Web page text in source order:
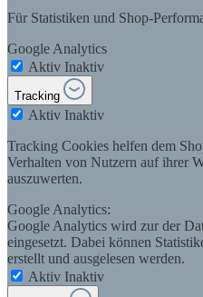
Für Statistiken und Shop-
Google Analytics
Aktiv Inaktiv
Tracking
Aktiv Inaktiv
Tracking Cookies helfen dem
Verhalten von Nutzern auf ihrer
auszuwerten.
Google Analytics:
Google Analytics wird zur der
eingesetzt. Dabei können
erstellt und ausgelesen werden.
Aktiv Inaktiv